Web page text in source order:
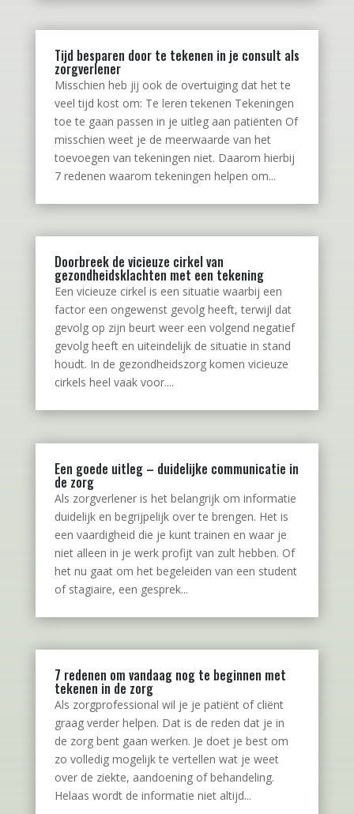
Tijd besparen door te tekenen in je consult als
zorgverlener
Misschien heb jij ook de overtuiging dat het te
veel tijd kost om: Te leren tekenen Tekeningen
toe te gaan passen in je uitleg aan patiënten Of
misschien weet je de meerwaarde van het
toevoegen van tekeningen niet. Daarom hierbij
7 redenen waarom tekeningen helpen om...
Doorbreek de vicieuze cirkel van
gezondheidsklachten met een tekening
Een vicieuze cirkel is een situatie waarbij een
factor een ongewenst gevolg heeft, terwijl dat
gevolg op zijn beurt weer een volgend negatief
gevolg heeft en uiteindelijk de situatie in stand
houdt. In de gezondheidszorg komen vicieuze
cirkels heel vaak voor....
Een goede uitleg – duidelijke communicatie in
de zorg
Als zorgverlener is het belangrijk om informatie
duidelijk en begrijpelijk over te brengen. Het is
een vaardigheid die je kunt trainen en waar je
niet alleen in je werk profijt van zult hebben. Of
het nu gaat om het begeleiden van een student
of stagiaire, een gesprek...
7 redenen om vandaag nog te beginnen met
tekenen in de zorg
Als zorgprofessional wil je je patiënt of cliënt
graag verder helpen. Dat is de reden dat je in
de zorg bent gaan werken. Je doet je best om
zo volledig mogelijk te vertellen wat je weet
over de ziekte, aandoening of behandeling.
Helaas wordt de informatie niet altijd...